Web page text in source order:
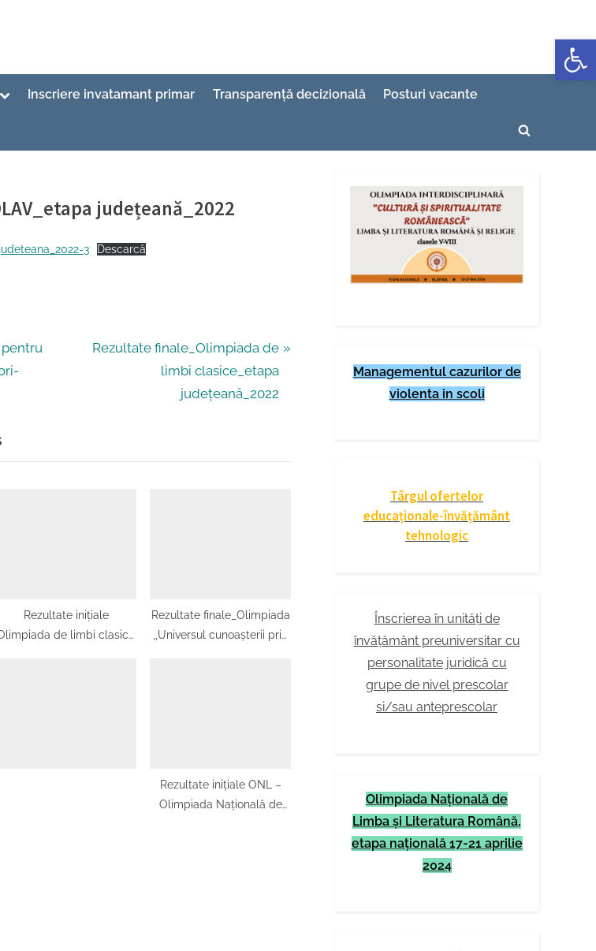
ToggleInscriere invatamant primar Transparență decizională Posturi vacante
Toggle
form
județeană_2022
3 Descarcă
N
o
Rezultate finale_Olimpiada de
limbi clasice_etapa
județeană_2022
Rezultate inițiale
de limbi clasice
Rezultate finale_Olimpiada
,,Universul cunoașterii prin
Rezultate inițiale ONL –
Olimpiada Națională de
Managementul cazurilor de
violenta in scoli
Târgul ofertelor
educaționale-învățământ
tehnologic
Înscrierea în unități de
învățământ preuniversitar cu
personalitate juridică cu
grupe de nivel prescolar
si/sau anteprescolar
Olimpiada Naţională de
Limba şi Literatura Română,
etapa naţională 17-21 aprilie
2024